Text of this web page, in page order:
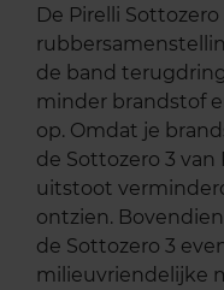
De Pirelli
de band
minder brandstof
op. Omdat je
de Sottozero 3 van
uitstoot
ontzien.
de Sottozero 3
milieuvriendelijke